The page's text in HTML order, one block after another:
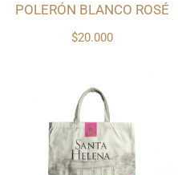
$20.000
POLERÓN BLANCO ROSÉ